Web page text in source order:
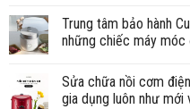
Trung tâm bảo hành
những chiếc máy móc
Sửa chữa nồi cơm
gia dụng luôn như mới